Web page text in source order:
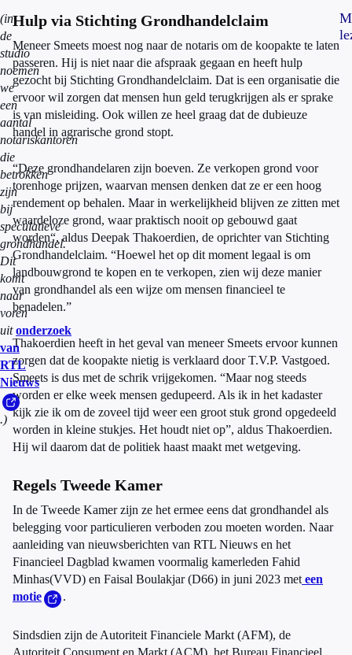
(in
de
studio
noemen
we
een
aantal
notariskantoren
die
betrokken
zijn
bij
speculatieve
grondhandel.
Dit
komt
naar
voren
uitonderzoek
van
RTL
Nieuws
.)
Hulp via Stichting Grondhandelclaim
Meneer Smeets moest nog naar de notaris om de koopakte te laten
passeren. Hij is niet naar die afspraak gegaan en heeft hulp
gezocht bij Stichting Grondhandelclaim. Dat is een organisatie die
ervoor wil zorgen dat mensen hun geld terugkrijgen als er sprake
is van misleiding. Ook willen ze heel graag dat de dubieuze
handel in agrarische grond stopt.
“Deze grondhandelaren zijn boeven. Ze verkopen grond voor
torenhoge prijzen, waarvan mensen denken dat ze er een hoog
rendement op behalen. Maar in werkelijkheid blijven ze zitten met
waardeloze grond, waar praktisch nooit op gebouwd gaat
worden“, aldus Deepak Thakoerdien, de oprichter van Stichting
Grondhandelclaim. “Hoewel het op dit moment legaal is om
landbouwgrond te kopen en te verkopen, zien wij deze manier
van grondhandel als een wijze om mensen financieel te
benadelen.”
Thakoerdien heeft in het geval van meneer Smeets ervoor kunnen
zorgen dat de koopakte nietig is verklaard door T.V.P. Vastgoed.
Smeets is dus met de schrik vrijgekomen. “Maar nog steeds
worden er elke week mensen gedupeerd. Als ik in het kadaster
kijk zie ik om de zoveel tijd weer een groot stuk grond opgedeeld
worden in kleine stukjes. Het houdt niet op”, aldus Thakoerdien.
Hij wil daarom dat de politiek haast maakt met wetgeving.
Regels Tweede Kamer
In de Tweede Kamer zijn ze het ermee eens dat grondhandel als
belegging voor particulieren verboden zou moeten worden. Naar
aanleiding van nieuwsberichten van RTL Nieuws en het
Financieel Dagblad kwamen voormalig kamerleden Fahid
Minhas(VVD) en Faisal Boulakjar (D66) in juni 2023 met een
motie
.
Sindsdien zijn de Autoriteit Financiele Markt (AFM), de
Autoriteit Consument en Markt (ACM), het Bureau Financieel